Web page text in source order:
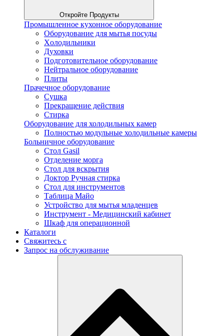
Откройте Продукты
Промышленное кухонное оборудование
Оборудование для мытья посуды
Xолодильники
Духовки
Подготовительное оборудование
Нейтральное оборудование
Плиты
Прачечное оборудование
Сушка
Прекращение действия
Стирка
Оборудование для холодильных камер
Полностью модульные холодильные камеры
Больничное оборудование
Стол Gasil
Отделение морга
Стол для вскрытия
Доктор Ручная стирка
Стол для инструментов
Таблица Майо
Устройство для мытья младенцев
Инструмент - Медицинский кабинет
Шкаф для операционной
Каталоги
Свяжитесь с
Запрос на обслуживание